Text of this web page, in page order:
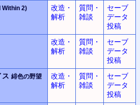
Within 2)
改造・
解析
質問・
雑談
セーブ
データ
投稿
改造・
解析
質問・
雑談
セーブ
データ
投稿
ス 緋色の野望
改造・
解析
質問・
雑談
セーブ
データ
投稿